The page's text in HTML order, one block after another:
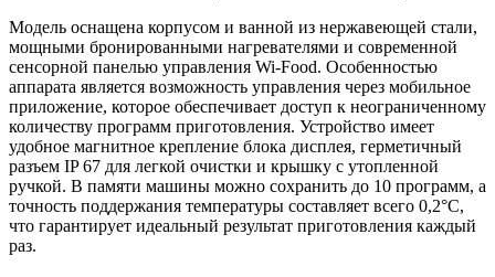
Модель оснащена корпусом и ванной из нержавеющей стали,
мощными бронированными нагревателями и современной
сенсорной панелью управления Wi-Food. Особенностью
аппарата является возможность управления через мобильное
приложение, которое обеспечивает доступ к неограниченному
количеству программ приготовления. Устройство имеет
удобное магнитное крепление блока дисплея, герметичный
разъем IP 67 для легкой очистки и крышку с утопленной
ручкой. В памяти машины можно сохранить до 10 программ, а
точность поддержания температуры составляет всего 0,2°C,
что гарантирует идеальный результат приготовления каждый
раз.